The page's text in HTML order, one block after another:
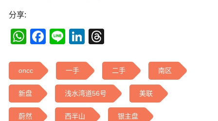
分享:
WhatsApp
Facebook
LineLinkedIn
oncc 一手 二手 南区
新盘 浅水湾道56号 美联
蔚然 西半山 银主盘